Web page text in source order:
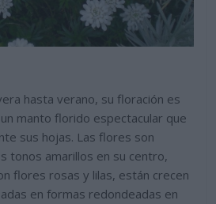
hasta verano, su floración es
manto florido espectacular que
sus hojas. Las flores son
tonos amarillos en su centro,
flores rosas y lilas, están crecen
en formas redondeadas en